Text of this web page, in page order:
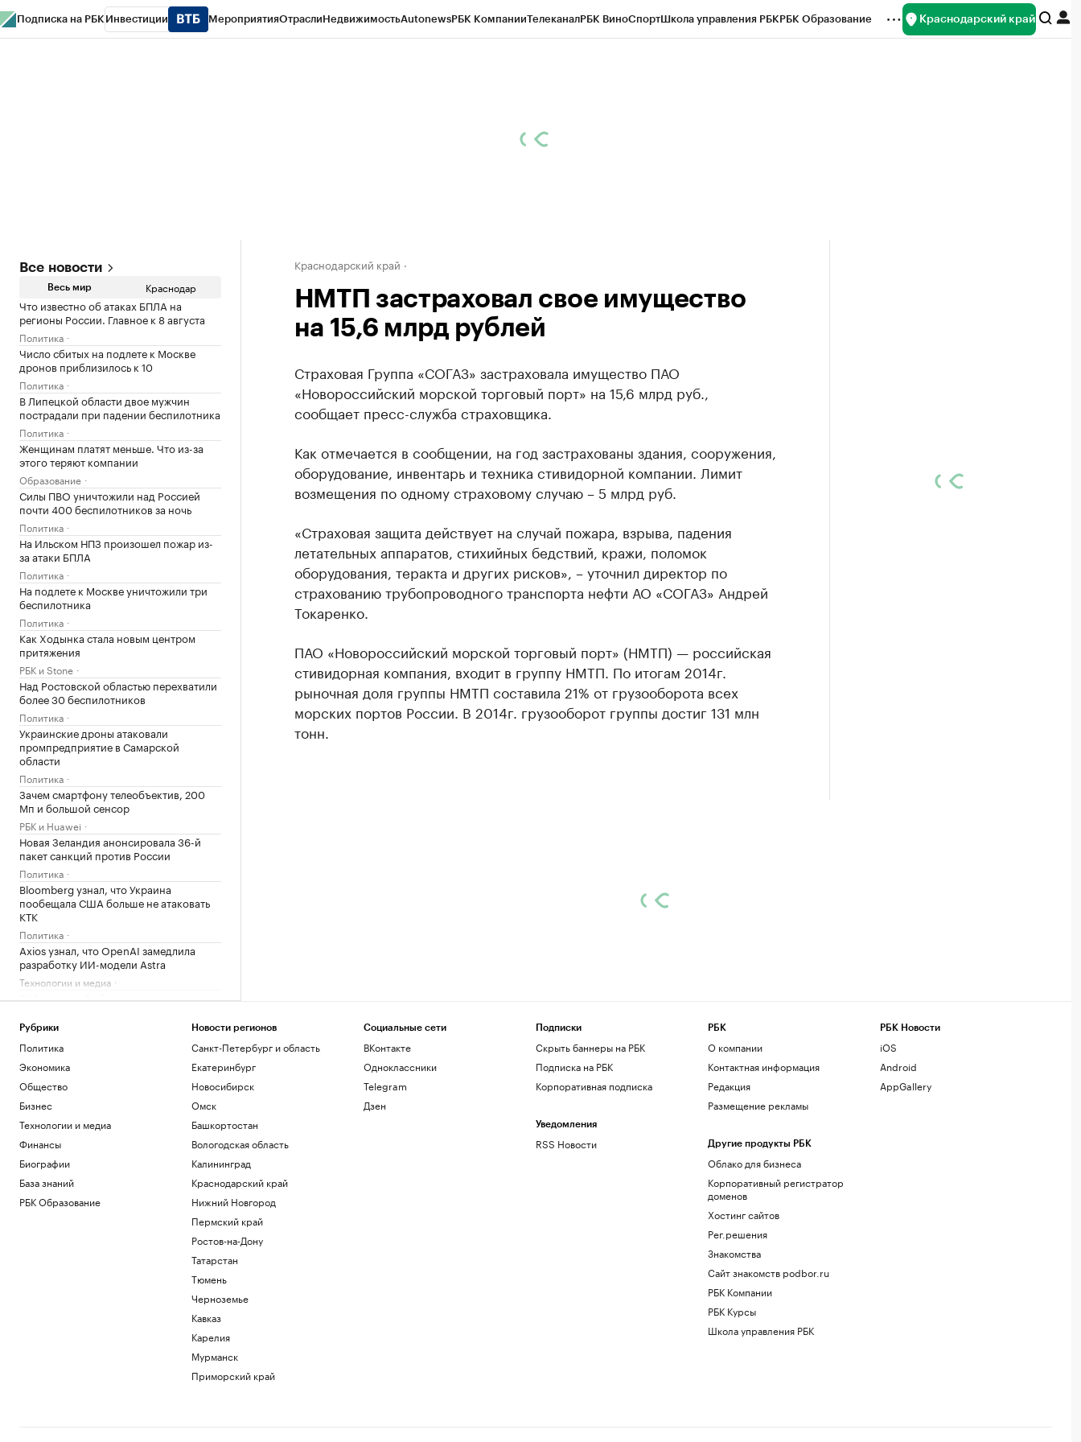
Подписка на РБК Инвестиции МероприятияОтраслиНедвижимостьAutonewsРБК КомпанииТелеканалРБК ВиноСпортШкола управления РБКРБК Образование Краснодарский край
Все новости
Весь мир Краснодар
Что известно об атаках БПЛА на
регионы России. Главное к 8 августа
Политика
Число сбитых на подлете к Москве
дронов приблизилось к 10
Политика
В Липецкой области двое мужчин
пострадали при падении беспилотника
Политика
Женщинам платят меньше. Что из-за
этого теряют компании
Образование
Силы ПВО уничтожили над Россией
почти 400 беспилотников за ночь
Политика
На Ильском НПЗ произошел пожар из-
за атаки БПЛА
Политика
На подлете к Москве уничтожили три
беспилотника
Политика
Как Ходынка стала новым центром
притяжения
РБК и Stone
Над Ростовской областью перехватили
более 30 беспилотников
Политика
Украинские дроны атаковали
промпредприятие в Самарской
области
Политика
Зачем смартфону телеобъектив, 200
Мп и большой сенсор
РБК и Huawei
Новая Зеландия анонсировала 36-й
пакет санкций против России
Политика
Bloomberg узнал, что Украина
пообещала США больше не атаковать
КТК
Политика
Axios узнал, что OpenAI замедлила
разработку ИИ-модели Astra
Технологии и медиа
В Московской области отменили
Политика
Мэр Киева сообщил о пожарах после
Политика
CNN узнал, как высший военачальник
США пытается закончить войну с
Ираном
Политика
Экс-министра ВВС США лишили
доступа к секретным данным из-за
утечки
Политика
оповещения, для которой не нужны
Краснодарский край
НМТП застраховал свое имущество
на 15,6 млрд рублей
Страховая Группа «СОГАЗ» застраховала имущество ПАО
«Новороссийский морской торговый порт» на 15,6 млрд руб.,
сообщает пресс-служба страховщика.
Как отмечается в сообщении, на год застрахованы здания, сооружения,
оборудование, инвентарь и техника стивидорной компании. Лимит
возмещения по одному страховому случаю – 5 млрд руб.
«Страховая защита действует на случай пожара, взрыва, падения
летательных аппаратов, стихийных бедствий, кражи, поломок
оборудования, теракта и других рисков», – уточнил директор по
страхованию трубопроводного транспорта нефти АО «СОГАЗ» Андрей
Токаренко.
ПАО «Новороссийский морской торговый порт» (НМТП) — российская
стивидорная компания, входит в группу НМТП. По итогам 2014г.
рыночная доля группы НМТП составила 21% от грузооборота всех
морских портов России. В 2014г. грузооборот группы достиг 131 млн
тонн.
Рубрики
Политика
Экономика
Общество
Бизнес
Технологии и медиа
Финансы
Биографии
База знаний
РБК Образование
Новости регионов
Санкт-Петербург и область
Екатеринбург
Новосибирск
Омск
Башкортостан
Вологодская область
Калининград
Краснодарский край
Нижний Новгород
Пермский край
Ростов-на-Дону
Татарстан
Тюмень
Черноземье
Кавказ
Карелия
Мурманск
Приморский край
Социальные сети
ВКонтакте
Одноклассники
Telegram
Дзен
Подписки
Скрыть баннеры на РБК
Подписка на РБК
Корпоративная подписка
Уведомления
RSS Новости
РБК
О компании
Контактная информация
Редакция
Размещение рекламы
Другие продукты РБК
Облако для бизнеса
Корпоративный регистратор
доменов
Хостинг сайтов
Рег.решения
Знакомства
Сайт знакомств podbor.ru
РБК Компании
РБК Курсы
Школа управления РБК
РБК Новости
iOS
Android
AppGallery